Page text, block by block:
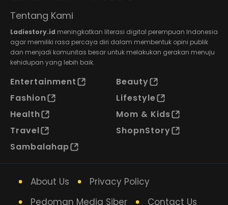
Tentang Kami
Ladiestory.id meningkatkan literasi digital perempuan Indonesia
agar memiliki rasa percaya diri dalam membentuk opini publik
dan menjadi komunitas besar untuk melakukan gerakan menuju
kehidupan yang lebih baik.
Entertainment
Beauty
Fashion
Lifestyle
Health
Mom & Kids
Travel
ShopnStory
Sambalahap
About Us
Privacy Policy
Pedoman Media Siber
Contact Us